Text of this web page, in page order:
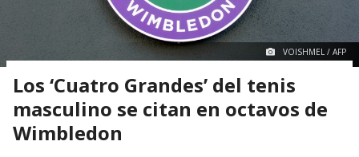
VOISHMEL / AFP
Los ‘Cuatro Grandes’ del tenis
masculino se citan en octavos de
Wimbledon